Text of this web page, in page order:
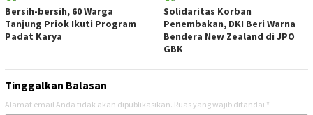
Bersih-bersih, 60 Warga
Tanjung Priok Ikuti Program
Padat Karya
Solidaritas Korban
Penembakan, DKI Beri Warna
Bendera New Zealand di JPO
GBK
Tinggalkan Balasan
Alamat email Anda tidak akan dipublikasikan. Ruas yang wajib ditandai *